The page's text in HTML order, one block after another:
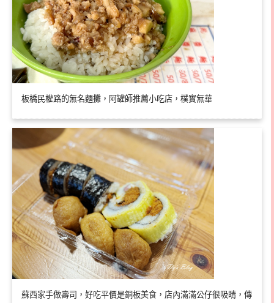
板橋民權路的無名麵攤，阿罐師推薦小吃店，樸實無華
蘇西家手做壽司，好吃平價是銅板美食，店內滿滿公仔很吸睛，傳